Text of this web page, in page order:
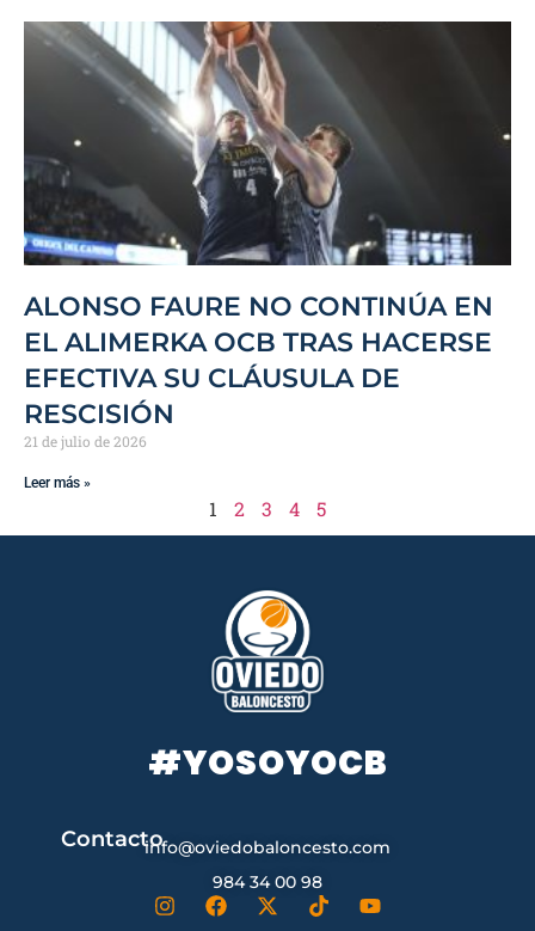
ALONSO FAURE NO CONTINÚA EN
EL ALIMERKA OCB TRAS HACERSE
EFECTIVA SU CLÁUSULA DE
RESCISIÓN
21 de julio de 2026
Leer más »
1 2 3 4 5
#YOSOYOCB
Contactoinfo@oviedobaloncesto.com
984 34 00 98